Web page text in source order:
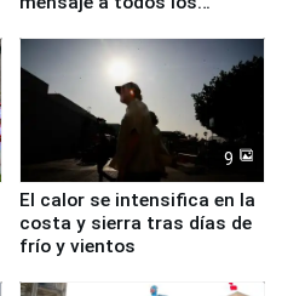
9
El calor se intensifica en la
costa y sierra tras días de
frío y vientos